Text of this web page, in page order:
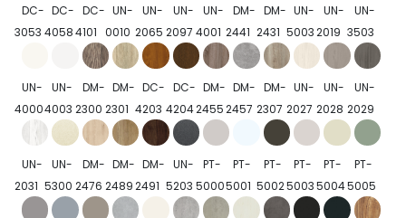
DC-
3053
DC-
4058
DC-
4101
UN-
0010
UN-
2065
UN-
2097
UN-
4001
DM-
2441
DM-
2431
UN-
5003
UN-
2019
UN-
3503
UN-
4000
UN-
4003
DM-
2300
DM-
2301
DC-
4203
DC-
4204
DM-
2455
DM-
2457
DM-
2307
UN-
2027
UN-
2028
UN-
2029
UN-
2031
UN-
5300
DM-
2476
DM-
2489
DM-
2491
UN-
5203
PT-
5000
PT-
5001
PT-
5002
PT-
5003
PT-
5004
PT-
5005